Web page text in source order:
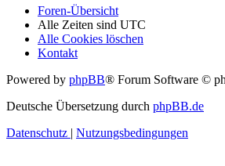
Foren-Übersicht
Alle Zeiten sind UTC
Alle Cookies löschen
Kontakt
Powered by phpBB® Forum Software ©
Deutsche Übersetzung durch phpBB.de
Datenschutz | Nutzungsbedingungen